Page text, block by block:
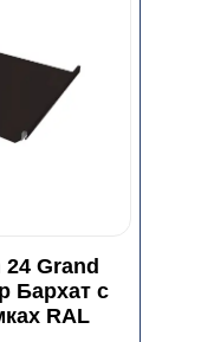
Grand
Бархат с
RAL